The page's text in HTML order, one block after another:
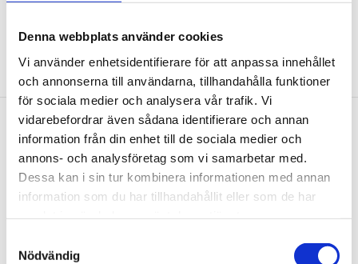
Denna webbplats använder cookies
Vi använder enhetsidentifierare för att anpassa innehållet
och annonserna till användarna, tillhandahålla funktioner
för sociala medier och analysera vår trafik. Vi
vidarebefordrar även sådana identifierare och annan
information från din enhet till de sociala medier och
annons- och analysföretag som vi samarbetar med.
Dessa kan i sin tur kombinera informationen med annan
information som du har tillhandahållit eller som de har
Nödvändig
Nyhetsbrev